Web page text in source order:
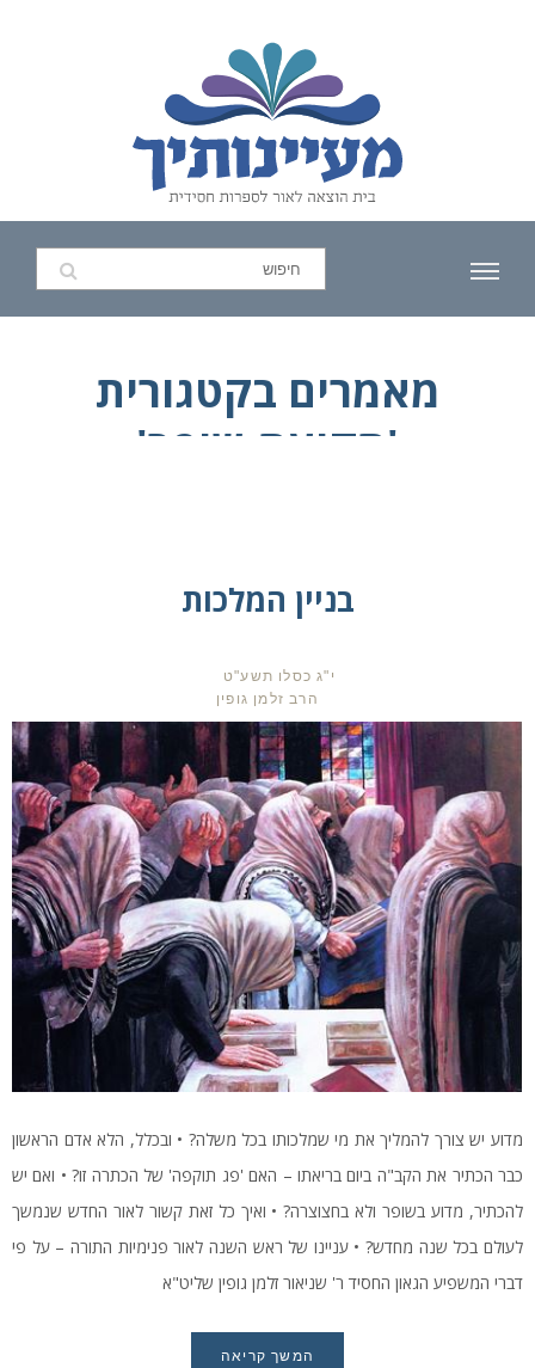
מאמרים בקטגורית
'תקיעת-שופר'
בניין המלכות
י"ג כסלו תשע"ט
הרב זלמן גופין
מדוע יש צורך להמליך את מי שמלכותו בכל משלה? • ובכלל, הלא אדם הראשון
כבר הכתיר את הקב"ה ביום בריאתו – האם 'פג תוקפה' של הכתרה זו? • ואם יש
להכתיר, מדוע בשופר ולא בחצוצרה? • ואיך כל זאת קשור לאור החדש שנמשך
לעולם בכל שנה מחדש? • עניינו של ראש השנה לאור פנימיות התורה – על פי
דברי המשפיע הגאון החסיד ר' שניאור זלמן גופין שליט"א
המשך קריאה